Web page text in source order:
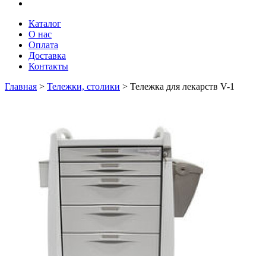
Каталог
О нас
Оплата
Доставка
Контакты
Главная > Тележки, столики > Тележка для лекарств V-1